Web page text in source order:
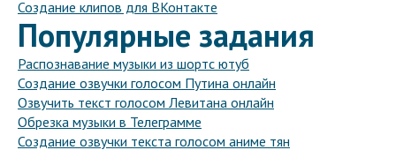
Создание клипов для ВКонтакте
Популярные задания
Распознавание музыки из шортс ютуб
Создание озвучки голосом Путина онлайн
Озвучить текст голосом Левитана онлайн
Обрезка музыки в Телеграмме
Создание озвучки текста голосом аниме тян